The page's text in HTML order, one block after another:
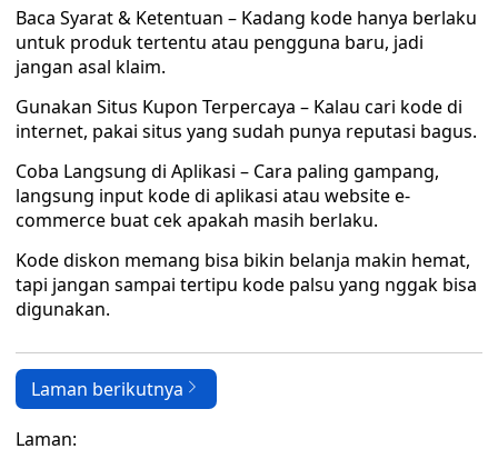
Baca Syarat & Ketentuan – Kadang kode hanya berlaku
untuk produk tertentu atau pengguna baru, jadi
jangan asal klaim.
Gunakan Situs Kupon Terpercaya – Kalau cari kode di
internet, pakai situs yang sudah punya reputasi bagus.
Coba Langsung di Aplikasi – Cara paling gampang,
langsung input kode di aplikasi atau website e-
commerce buat cek apakah masih berlaku.
Kode diskon memang bisa bikin belanja makin hemat,
tapi jangan sampai tertipu kode palsu yang nggak bisa
digunakan.
Laman berikutnya
Laman: